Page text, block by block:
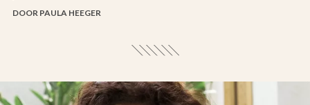
DOOR PAULA HEEGER